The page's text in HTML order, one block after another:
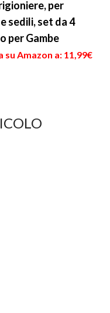
per
sedili, set da 4
per Gambe
Amazon a: 11,99€